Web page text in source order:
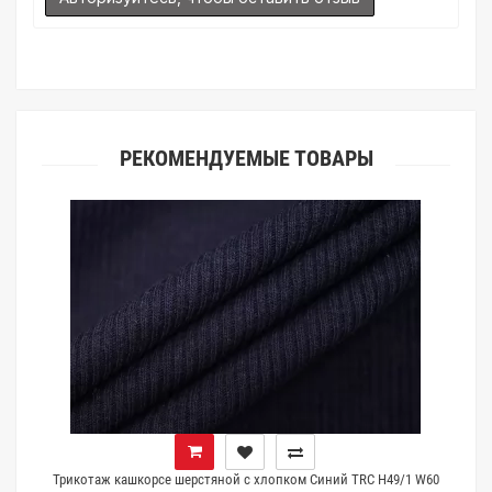
(ателье), то данная услуга поможет Вам улучшить работу с
РЕКОМЕНДУЕМЫЕ ТОВАРЫ
Трикотаж кашкорсе шерстяной с хлопком Синий TRC H49/1 W60